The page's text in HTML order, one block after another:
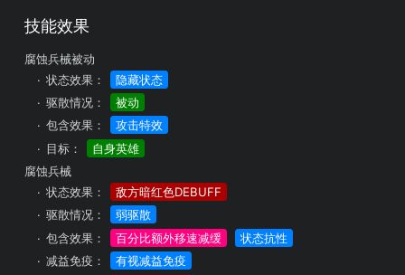
技能效果
腐蚀兵械被动
状态效果：
隐藏状态
驱散情况：
被动
包含效果：
攻击特效
目标：
自身英雄
腐蚀兵械
状态效果：
敌方暗红色DEBUFF
驱散情况：
弱驱散
包含效果：
百分比额外移速减缓
状态抗性
减益免疫：
有视减益免疫